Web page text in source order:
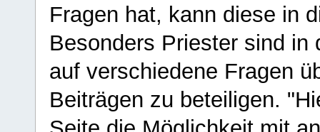
Fragen hat, kann diese in
Besonders Priester sind in
auf verschiedene Fragen
Beiträgen zu beteiligen.